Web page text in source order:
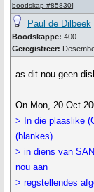
boodskap #85830]
Paul de Dilbeek
Boodskappe: 400
Geregistreer:
as dit nou geen
On Mon, 20 Oct
> In die plaaslike
(blankes)
> in diens van
nou aan
> regstellendes